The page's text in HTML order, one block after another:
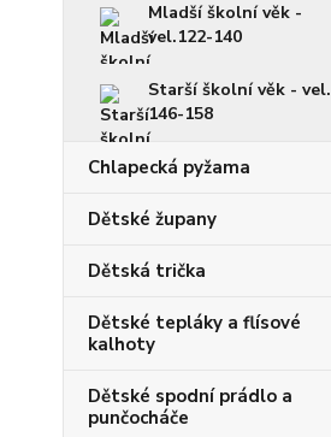
Mladší školní věk -
vel.122-140
Starší školní věk - vel.
146-158
Chlapecká pyžama
Dětské župany
Dětská trička
Dětské tepláky a flísové
kalhoty
Dětské spodní prádlo a
punčocháče